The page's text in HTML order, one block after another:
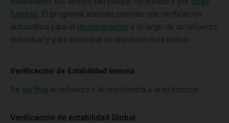
fuerzas . El programa además permite una verificación
automática para el deslizamiento a lo largo de un refuerzo
individual y para encontrar el resultado más crítico.
Verificación de Estabilidad interna
Se verifica el refuerzo y la resistencia a la extracción.
Verificación de estabilidad Global